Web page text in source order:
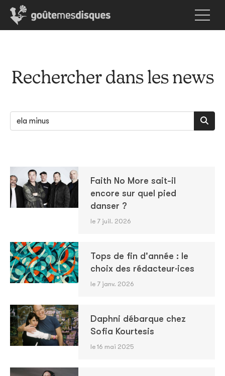
Rechercher dans les news
Faith No More sait-il
encore sur quel pied
danser ?
le 7 juil. 2026
Tops de fin d'année : le
choix des rédacteur·ices
le 7 janv. 2026
Daphni débarque chez
Sofia Kourtesis
le 16 mai 2025